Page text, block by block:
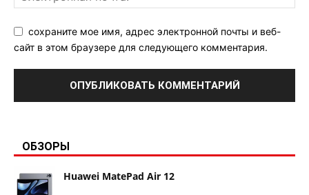
сохраните мое имя, адрес электронной почты и веб-
сайт в этом браузере для следующего комментария.
ОБЗОРЫ
Huawei MatePad Air 12